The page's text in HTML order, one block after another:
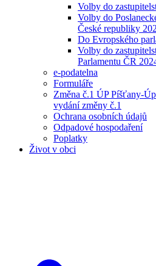
Volby do
Volby do
České republiky
Do Evropského
Volby do
Parlamentu ČR
e-podatelna
Formuláře
Změna č.1 ÚP Píšťany-
vydání změny č.1
Ochrana osobních údajů
Odpadové hospodaření
Poplatky
Život v obci